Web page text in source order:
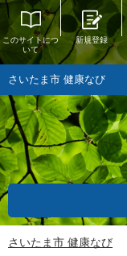
このサイトにつ
いて
新規登録
さいたま市 健康なび
さいたま市 健康なび